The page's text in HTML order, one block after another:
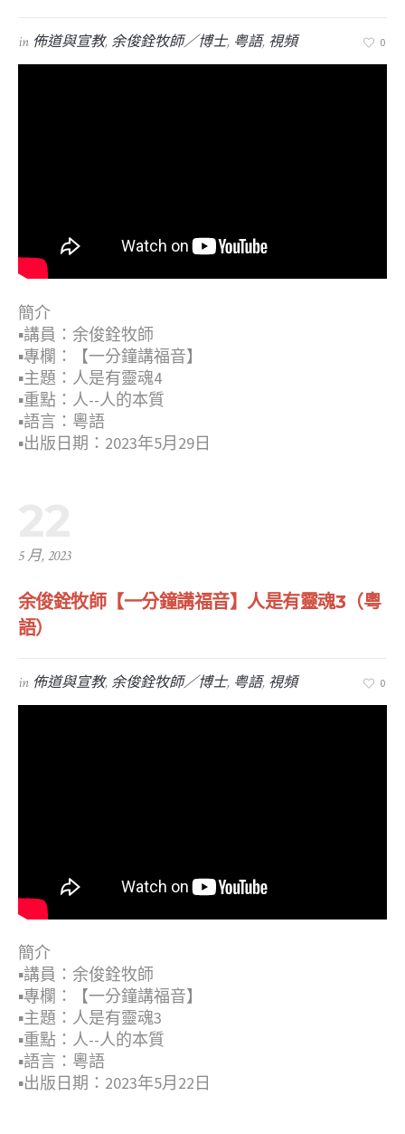
in 佈道與宣教, 余俊銓牧師／博士, 粤語, 視頻 0
簡介
▪︎講員：余俊銓牧師
▪︎專欄：【一分鐘講福音】
▪︎主題：人是有靈魂4
▪︎重點：人--人的本質
▪︎語言：粵語
▪︎出版日期：2023年5月29日
5 月, 2023
余俊銓牧師【一分鐘講福音】人是有靈魂3（粵
語）
in 佈道與宣教, 余俊銓牧師／博士, 粤語, 視頻 0
簡介
▪︎講員：余俊銓牧師
▪︎專欄：【一分鐘講福音】
▪︎主題：人是有靈魂3
▪︎重點：人--人的本質
▪︎語言：粵語
▪︎出版日期：2023年5月22日